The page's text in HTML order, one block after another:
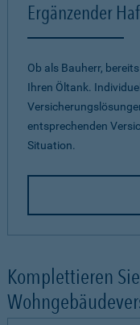
Ergänzender
Ob als Bauherr,
Ihren Öltank.
entsprechenden
Situation.
Komplettieren